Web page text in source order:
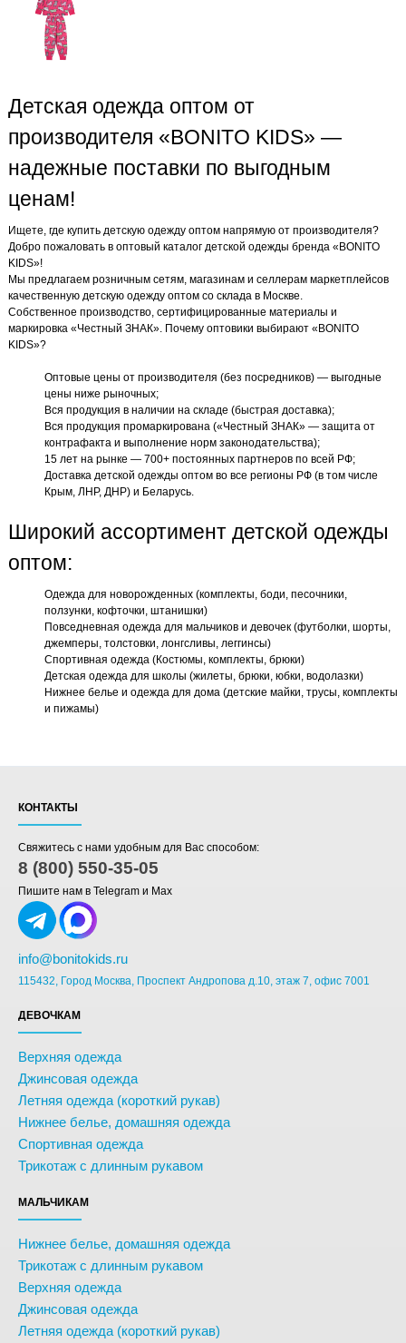
Детская одежда оптом от
производителя «BONITO KIDS» —
надежные поставки по выгодным
ценам!
Ищете, где купить детскую одежду оптом напрямую от производителя?
Добро пожаловать в оптовый каталог детской одежды бренда «BONITO
KIDS»!
Мы предлагаем розничным сетям, магазинам и селлерам маркетплейсов
качественную детскую одежду оптом со склада в Москве.
Собственное производство, сертифицированные материалы и
маркировка «Честный ЗНАК». Почему оптовики выбирают «BONITO
KIDS»?
Оптовые цены от производителя (без посредников) — выгодные
цены ниже рыночных;
Вся продукция в наличии на складе (быстрая доставка);
Вся продукция промаркирована («Честный ЗНАК» — защита от
контрафакта и выполнение норм законодательства);
15 лет на рынке — 700+ постоянных партнеров по всей РФ;
Доставка детской одежды оптом во все регионы РФ (в том числе
Крым, ЛНР, ДНР) и Беларусь.
Широкий ассортимент детской одежды
оптом:
Одежда для новорожденных (комплекты, боди, песочники,
ползунки, кофточки, штанишки)
Повседневная одежда для мальчиков и девочек (футболки, шорты,
джемперы, толстовки, лонгсливы, леггинсы)
Спортивная одежда (Костюмы, комплекты, брюки)
Детская одежда для школы (жилеты, брюки, юбки, водолазки)
Нижнее белье и одежда для дома (детские майки, трусы, комплекты
и пижамы)
КОНТАКТЫ
Свяжитесь с нами удобным для Вас способом:
8 (800) 550-35-05
Пишите нам в Telegram и Max
info@bonitokids.ru
115432, Город Москва, Проспект Андропова д.10, этаж 7, офис 7001
ДЕВОЧКАМ
Верхняя одежда
Джинсовая одежда
Летняя одежда (короткий рукав)
Нижнее белье, домашняя одежда
Спортивная одежда
Трикотаж с длинным рукавом
МАЛЬЧИКАМ
Нижнее белье, домашняя одежда
Трикотаж с длинным рукавом
Верхняя одежда
Джинсовая одежда
Летняя одежда (короткий рукав)